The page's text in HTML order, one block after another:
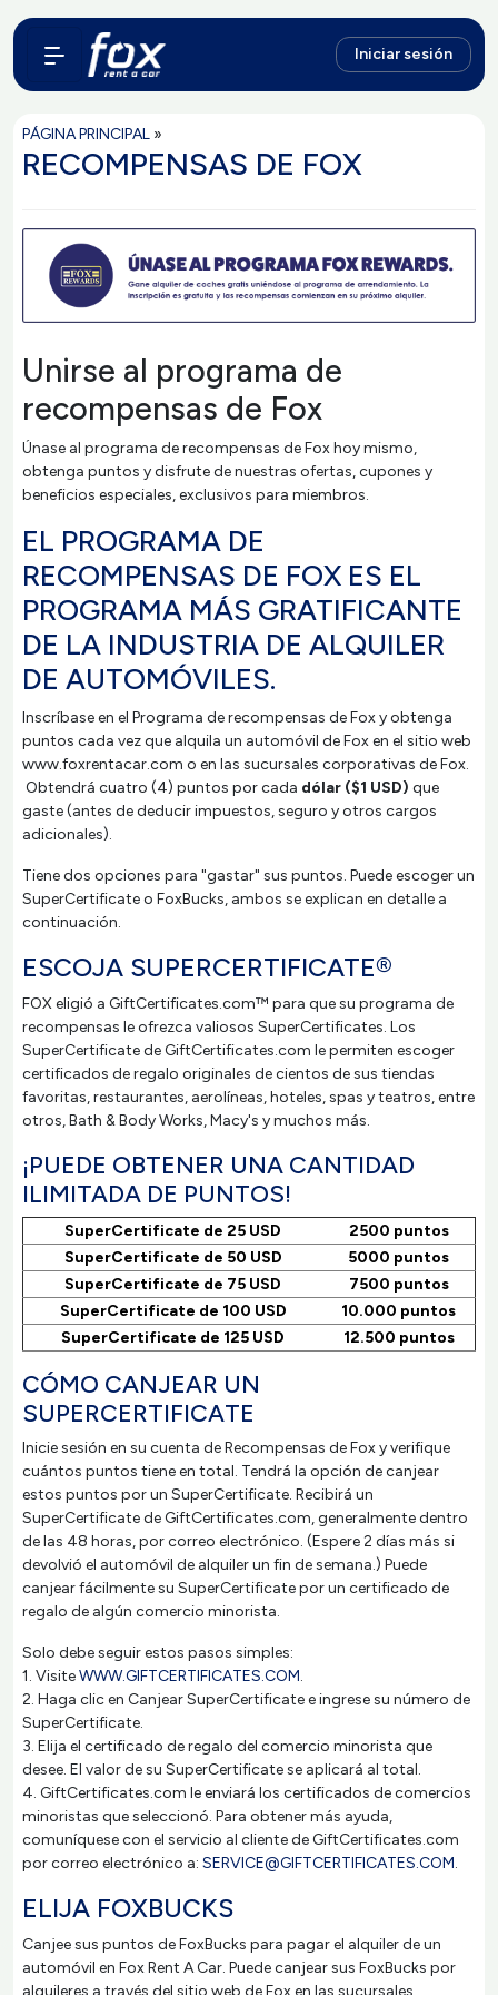
Iniciar sesión
PÁGINA PRINCIPAL »
RECOMPENSAS DE FOX
Unirse al programa de
recompensas de Fox
Únase al programa de recompensas de Fox hoy mismo,
obtenga puntos y disfrute de nuestras ofertas, cupones y
beneficios especiales, exclusivos para miembros.
EL PROGRAMA DE
RECOMPENSAS DE FOX ES EL
PROGRAMA MÁS GRATIFICANTE
DE LA INDUSTRIA DE ALQUILER
DE AUTOMÓVILES.
Inscríbase en el Programa de recompensas de Fox y obtenga
puntos cada vez que alquila un automóvil de Fox en el sitio web
www.foxrentacar.com o en las sucursales corporativas de Fox.
Obtendrá cuatro (4) puntos por cada dólar ($1 USD) que
gaste (antes de deducir impuestos, seguro y otros cargos
adicionales).
Tiene dos opciones para "gastar" sus puntos. Puede escoger un
SuperCertificate o FoxBucks, ambos se explican en detalle a
continuación.
ESCOJA SUPERCERTIFICATE®
FOX eligió a GiftCertificates.com™ para que su programa de
recompensas le ofrezca valiosos SuperCertificates. Los
SuperCertificate de GiftCertificates.com le permiten escoger
certificados de regalo originales de cientos de sus tiendas
favoritas, restaurantes, aerolíneas, hoteles, spas y teatros, entre
otros, Bath & Body Works, Macy's y muchos más.
¡PUEDE OBTENER UNA CANTIDAD
ILIMITADA DE PUNTOS!
SuperCertificate de 25 USD
2500 puntos
SuperCertificate de 50 USD
5000 puntos
SuperCertificate de 75 USD
7500 puntos
SuperCertificate de 100 USD
10.000 puntos
SuperCertificate de 125 USD
12.500 puntos
CÓMO CANJEAR UN
SUPERCERTIFICATE
Inicie sesión en su cuenta de Recompensas de Fox y verifique
cuántos puntos tiene en total. Tendrá la opción de canjear
estos puntos por un SuperCertificate. Recibirá un
SuperCertificate de GiftCertificates.com, generalmente dentro
de las 48 horas, por correo electrónico. (Espere 2 días más si
devolvió el automóvil de alquiler un fin de semana.) Puede
canjear fácilmente su SuperCertificate por un certificado de
regalo de algún comercio minorista.
Solo debe seguir estos pasos simples:
1. VisiteWWW.GIFTCERTIFICATES.COM.
2. Haga clic en Canjear SuperCertificate e ingrese su número de
SuperCertificate.
3. Elija el certificado de regalo del comercio minorista que
desee. El valor de su SuperCertificate se aplicará al total.
4. GiftCertificates.com le enviará los certificados de comercios
minoristas que seleccionó. Para obtener más ayuda,
comuníquese con el servicio al cliente de GiftCertificates.com
por correo electrónico a: SERVICE@GIFTCERTIFICATES.COM.
ELIJA FOXBUCKS
Canjee sus puntos de FoxBucks para pagar el alquiler de un
automóvil en Fox Rent A Car. Puede canjear sus FoxBucks por
alquileres a través del sitio web de Fox en las sucursales